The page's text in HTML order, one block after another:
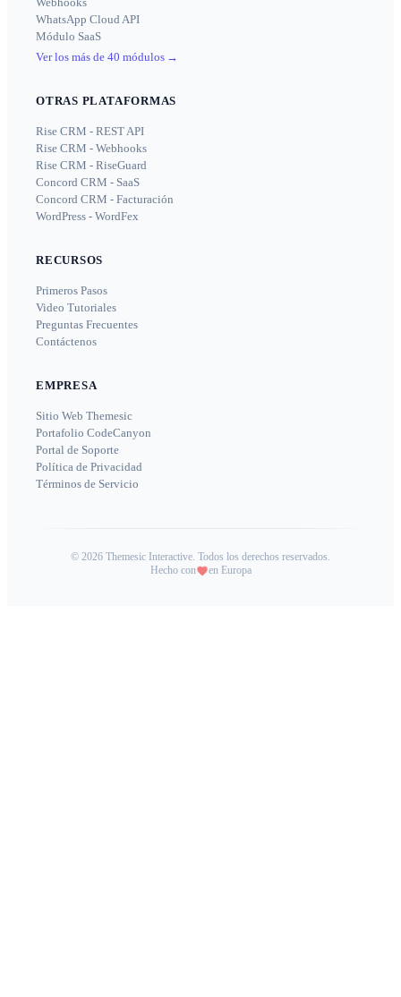
WhatsApp Cloud API
Módulo SaaS
Ver los más de 40 módulos →
OTRAS PLATAFORMAS
Rise CRM - REST API
Rise CRM - Webhooks
Rise CRM - RiseGuard
Concord CRM - SaaS
Concord CRM - Facturación
WordPress - WordFex
RECURSOS
Primeros Pasos
Video Tutoriales
Preguntas Frecuentes
Contáctenos
EMPRESA
Sitio Web Themesic
Portafolio CodeCanyon
Portal de Soporte
Política de Privacidad
Términos de Servicio
© 2026 Themesic Interactive. Todos los derechos reservados.
Hecho con
en Europa